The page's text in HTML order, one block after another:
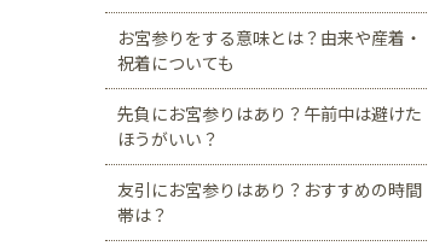
お宮参りをする意味とは？由来や産着・
祝着についても
先負にお宮参りはあり？午前中は避けた
ほうがいい？
友引にお宮参りはあり？おすすめの時間
帯は？